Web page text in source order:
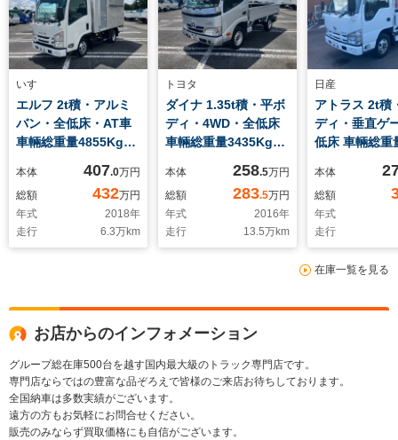
いすゞ
エルフ 2t積・アルミ
バン・全低床・AT車
車輛総重量4855Kg内
本体 407.0万円
総額
432万円
年式
2018年
走行
6.3万km
トヨタ
ダイナ 1.35t積・平ボ
ディ・4WD・全低床
車輛総重量3435Kg内
本体 258.5万円
総額
283.5万円
年式
2016年
走行
13.5万km
日産
アトラス 2t積
ディ・垂直ゲ
低床 車輛総重
本体
総額
年式
走行
在庫一覧を見る
お店からのインフォメーション
グループ総在庫500台を越す国内最大級のトラック専門店です。
専門店ならではの豊富な品ぞろえで皆様のご来店お待ちしております。
全国納車は多数実績がございます。
遠方の方もお気軽にお問合せください。
販売のみならず買取価格にも自信がございます。